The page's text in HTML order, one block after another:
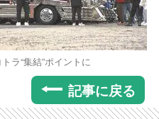
ラ“集結”ポイントに
記事に戻る